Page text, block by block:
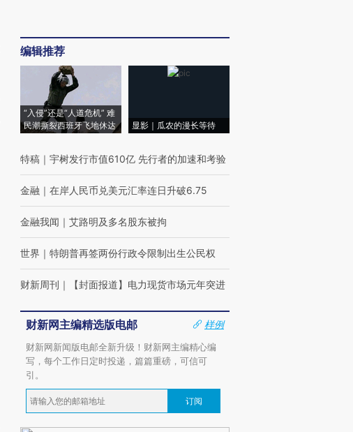
编辑推荐
“入侵”还是“人道危机” 难
民潮撕裂西班牙飞地休达
显影｜瓜农的漫长等待
特稿 ｜ 宇树发行市值610亿 先行者的加速和考验
金融 ｜ 在岸人民币兑美元汇率连日升破6.75
金融我闻 ｜ 艾路明及多名股东被拘
世界 ｜ 特朗普再签两份行政令限制出生公民权
财新周刊 ｜ 【封面报道】电力现货市场元年突进
财新网主编精选版电邮
样例
财新网新闻版电邮全新升级！财新网主编精心编
写，每个工作日定时投递，篇篇重磅，可信可
引。
订阅